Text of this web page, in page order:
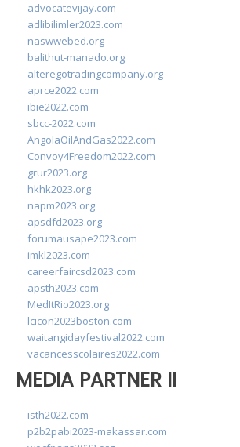
advocatevijay.com
adlibilimler2023.com
naswwebed.org
balithut-manado.org
alteregotradingcompany.org
aprce2022.com
ibie2022.com
sbcc-2022.com
AngolaOilAndGas2022.com
Convoy4Freedom2022.com
grur2023.org
hkhk2023.org
napm2023.org
apsdfd2023.org
forumausape2023.com
imkl2023.com
careerfaircsd2023.com
apsth2023.com
MedItRio2023.org
lcicon2023boston.com
waitangidayfestival2022.com
vacancesscolaires2022.com
MEDIA PARTNER II
isth2022.com
p2b2pabi2023-makassar.com